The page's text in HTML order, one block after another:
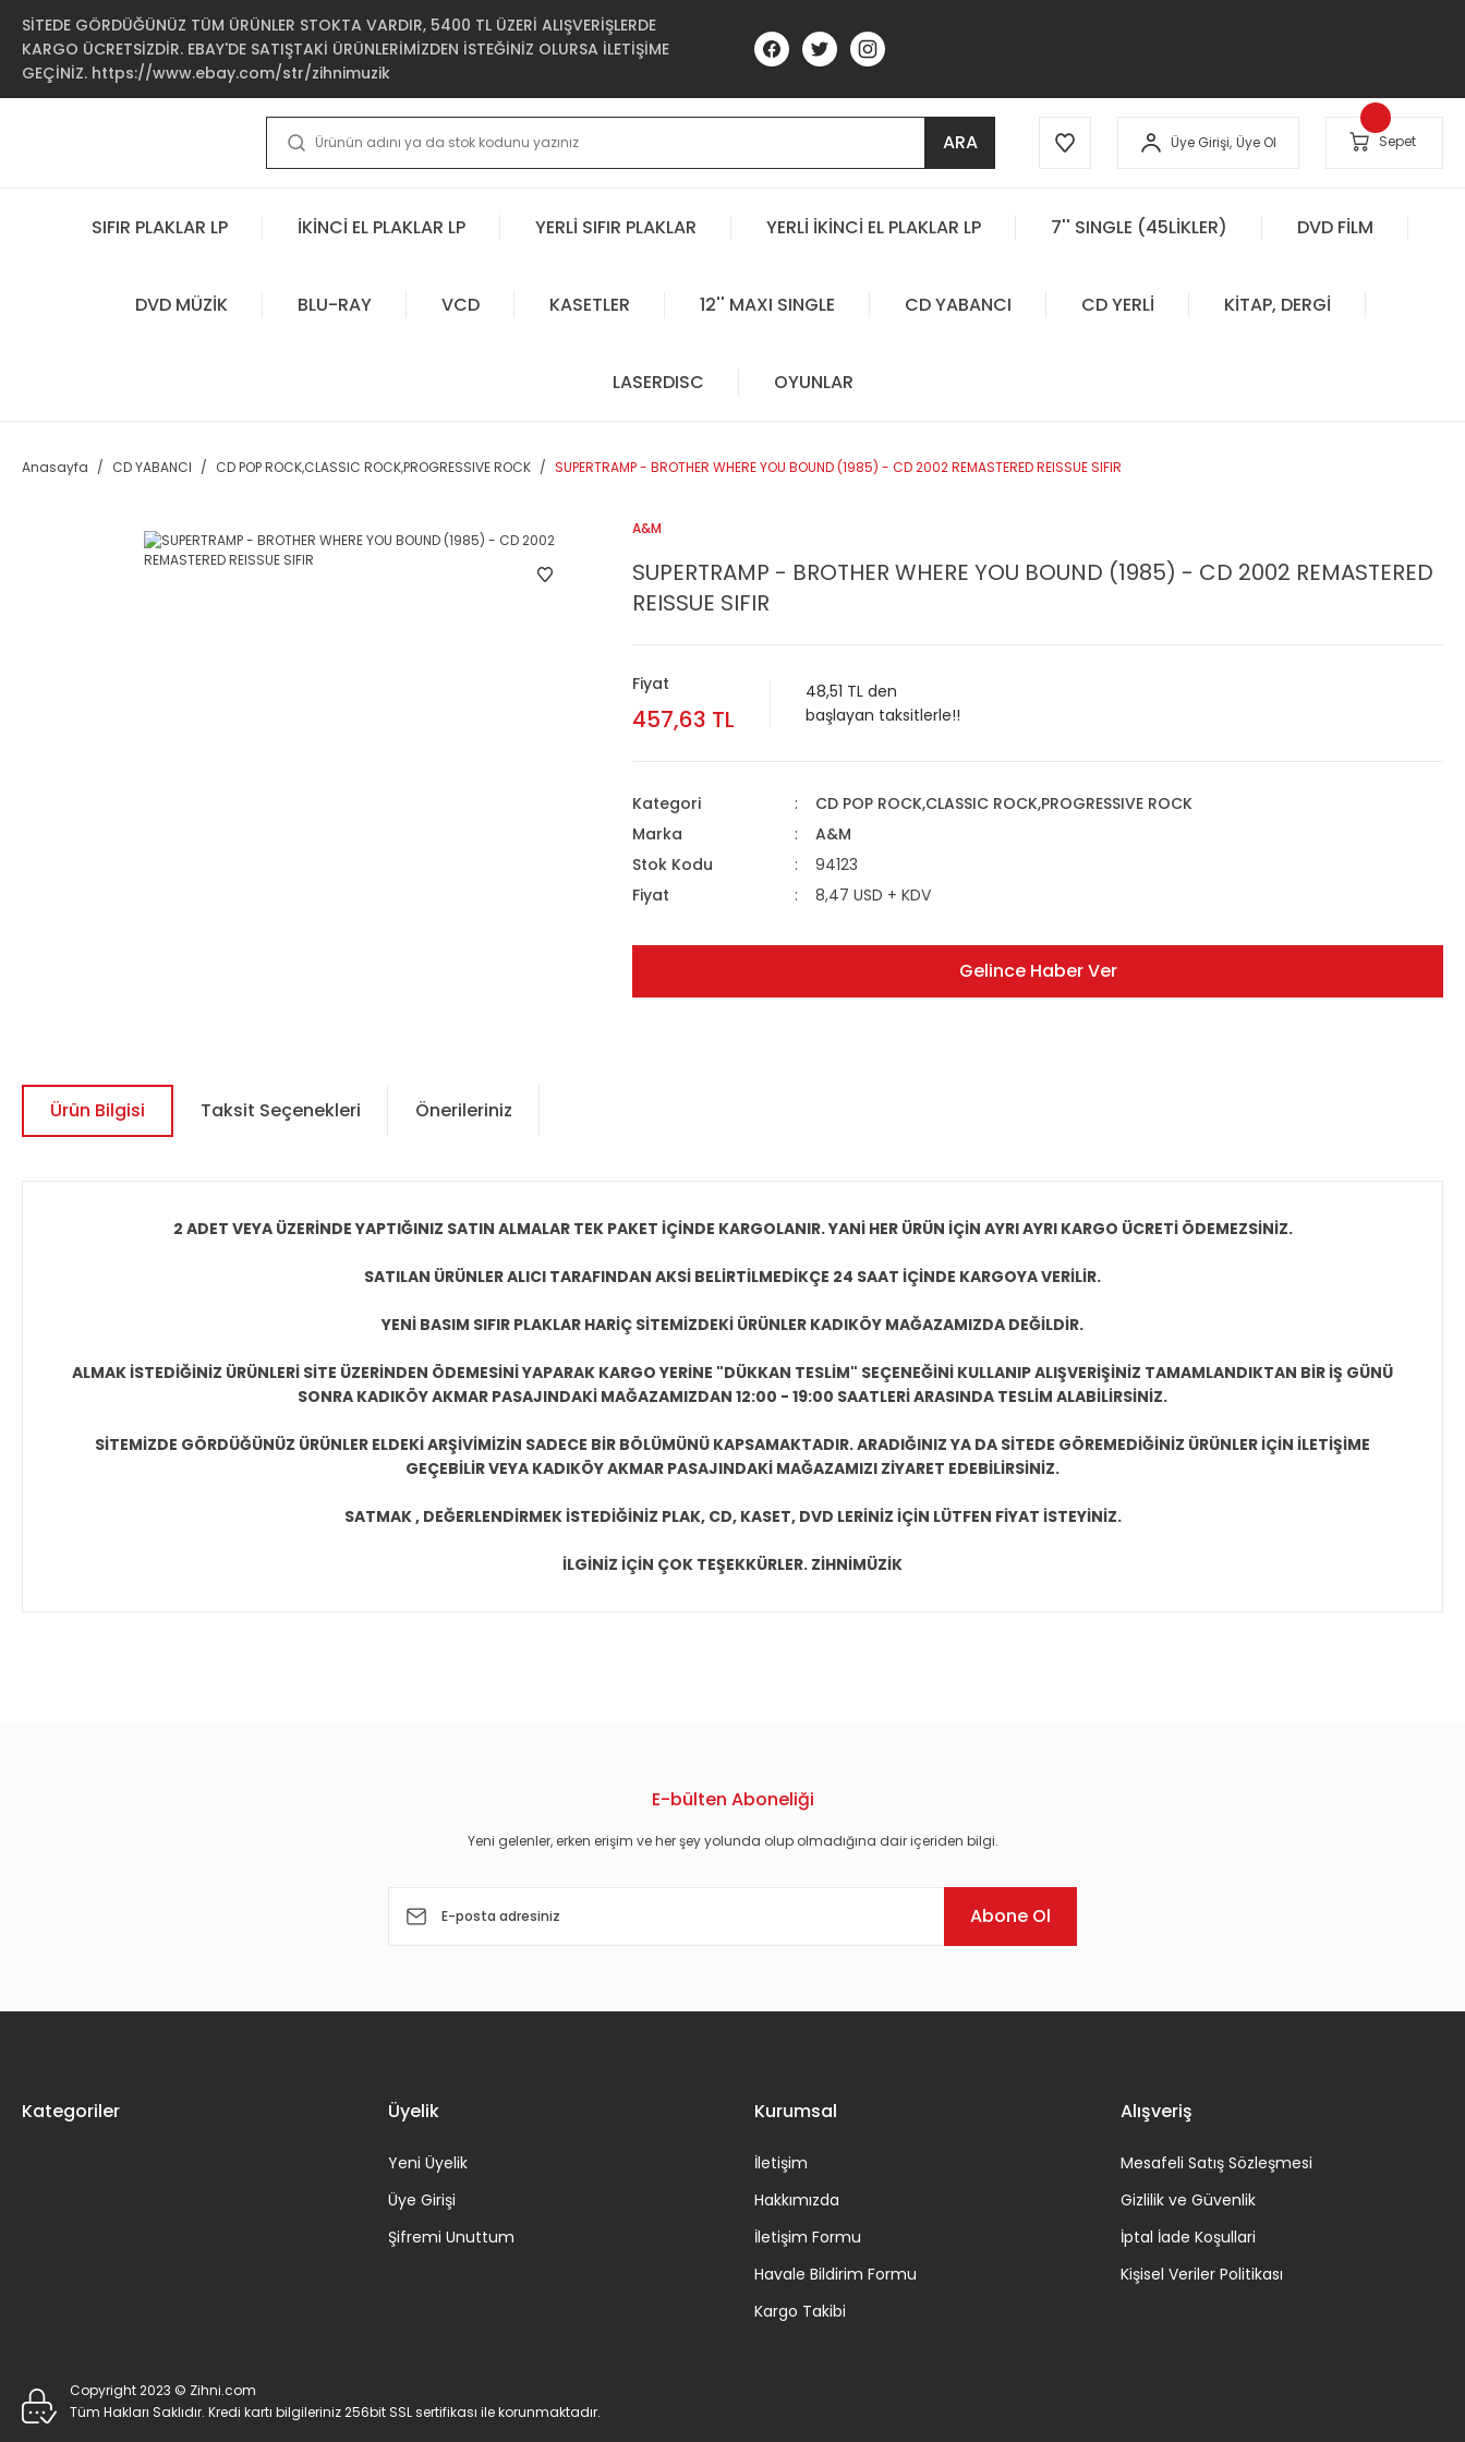
SİTEDE GÖRDÜĞÜNÜZ TÜM ÜRÜNLER STOKTA VARDIR, 5400 TL ÜZERİ ALIŞVERİŞLERDE
KARGO ÜCRETSİZDİR. EBAY'DE SATIŞTAKİ ÜRÜNLERİMİZDEN İSTEĞİNİZ OLURSA İLETİŞİME
GEÇİNİZ. https://www.ebay.com/str/zihnimuzik
ARA Üye Girişi, Üye Ol Sepet
SIFIR PLAKLAR LP İKİNCİ EL PLAKLAR LP YERLİ SIFIR PLAKLAR YERLİ İKİNCİ EL PLAKLAR LP 7'' SINGLE (45LİKLER) DVD FİLM
DVD MÜZİK BLU-RAY VCD KASETLER 12'' MAXI SINGLE CD YABANCI CD YERLİ KİTAP, DERGİ
LASERDISC OYUNLAR
Anasayfa CD YABANCI CD POP ROCK,CLASSIC ROCK,PROGRESSIVE ROCK SUPERTRAMP - BROTHER WHERE YOU BOUND (1985) - CD 2002 REMASTERED REISSUE SIFIR
A&M
SUPERTRAMP - BROTHER WHERE YOU BOUND (1985) - CD 2002 REMASTERED
REISSUE SIFIR
Fiyat
457,63 TL
48,51 TL den
başlayan taksitlerle!!
Kategori
CD POP ROCK,CLASSIC ROCK,PROGRESSIVE ROCK
Marka
A&M
Stok Kodu
94123
Fiyat
8,47 USD + KDV
Gelince Haber Ver
Ürün Bilgisi Taksit Seçenekleri Önerileriniz
2 ADET VEYA ÜZERİNDE YAPTIĞINIZ SATIN ALMALAR TEK PAKET İÇİNDE KARGOLANIR. YANİ HER ÜRÜN İÇİN AYRI AYRI KARGO ÜCRETİ ÖDEMEZSİNİZ.
SATILAN ÜRÜNLER ALICI TARAFINDAN AKSİ BELİRTİLMEDİKÇE 24 SAAT İÇİNDE KARGOYA VERİLİR.
YENİ BASIM SIFIR PLAKLAR HARİÇ SİTEMİZDEKİ ÜRÜNLER KADIKÖY MAĞAZAMIZDA DEĞİLDİR.
ALMAK İSTEDİĞİNİZ ÜRÜNLERİ SİTE ÜZERİNDEN ÖDEMESİNİ YAPARAK KARGO YERİNE "DÜKKAN TESLİM" SEÇENEĞİNİ KULLANIP ALIŞVERİŞİNİZ TAMAMLANDIKTAN BİR İŞ GÜNÜ
SONRA KADIKÖY AKMAR PASAJINDAKİ MAĞAZAMIZDAN 12:00 - 19:00 SAATLERİ ARASINDA TESLİM ALABİLİRSİNİZ.
SİTEMİZDE GÖRDÜĞÜNÜZ ÜRÜNLER ELDEKİ ARŞİVİMİZİN SADECE BİR BÖLÜMÜNÜ KAPSAMAKTADIR. ARADIĞINIZ YA DA SİTEDE GÖREMEDİĞİNİZ ÜRÜNLER İÇİN İLETİŞİME
GEÇEBİLİR VEYA KADIKÖY AKMAR PASAJINDAKİ MAĞAZAMIZI ZİYARET EDEBİLİRSİNİZ.
SATMAK , DEĞERLENDİRMEK İSTEDİĞİNİZ PLAK, CD, KASET, DVD LERİNİZ İÇİN LÜTFEN FİYAT İSTEYİNİZ.
İLGİNİZ İÇİN ÇOK TEŞEKKÜRLER. ZİHNİMÜZİK
E-bülten Aboneliği
Yeni gelenler, erken erişim ve her şey yolunda olup olmadığına dair içeriden bilgi.
Abone Ol
Kategoriler Üyelik
Yeni Üyelik
Üye Girişi
Şifremi Unuttum
Kurumsal
İletişim
Hakkımızda
İletişim Formu
Havale Bildirim Formu
Kargo Takibi
Alışveriş
Mesafeli Satış Sözleşmesi
Gizlilik ve Güvenlik
İptal İade Koşullari
Kişisel Veriler Politikası
Copyright 2023 © Zihni.com
Tüm Hakları Saklıdır. Kredi kartı bilgileriniz 256bit SSL sertifikası ile korunmaktadır.